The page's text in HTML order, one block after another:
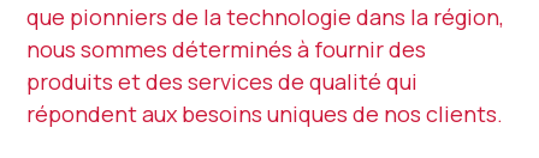
que pionniers de la technologie dans la région,
nous sommes déterminés à fournir des
produits et des services de qualité qui
répondent aux besoins uniques de nos clients.